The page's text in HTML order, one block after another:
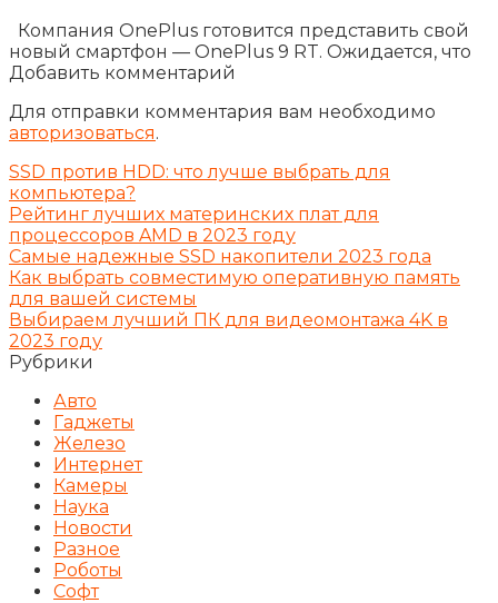
Компания OnePlus готовится представить свой
новый смартфон — OnePlus 9 RT. Ожидается, что
Добавить комментарий
Для отправки комментария вам необходимо
авторизоваться.
SSD против HDD: что лучше выбрать для
компьютера?
Рейтинг лучших материнских плат для
процессоров AMD в 2023 году
Самые надежные SSD накопители 2023 года
Как выбрать совместимую оперативную память
для вашей системы
Выбираем лучший ПК для видеомонтажа 4K в
2023 году
Рубрики
Авто
Гаджеты
Железо
Интернет
Камеры
Наука
Новости
Разное
Роботы
Софт